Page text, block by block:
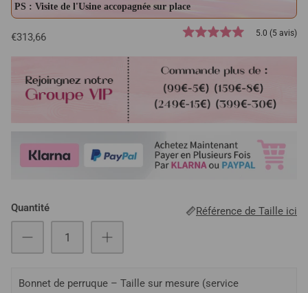
PS : Visite de l'Usine accopagnée sur place
€313,66 5.0 (5 avis)
Quantité Référence de Taille ici
Bonnet de perruque – Taille sur mesure (service